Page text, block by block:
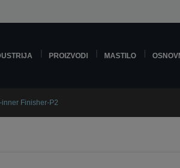
PROIZVODI MASTILO
Finisher-P2